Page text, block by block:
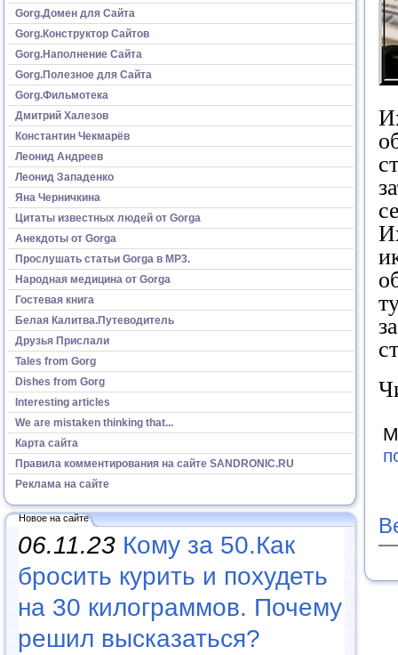
Gorg.Домен для Сайта
Gorg.Конструктор Сайтов
Gorg.Наполнение Сайта
Gorg.Полезное для Сайта
Gorg.Фильмотека
Дмитрий Халезов
Константин Чекмарёв
Леонид Андреев
Леонид Западенко
Яна Черничкина
Цитаты известных людей от Gorga
Анекдоты от Gorga
Прослушать статьи Gorga в МР3.
Народная медицина от Gorga
Гостевая книга
Белая Калитва.Путеводитель
Друзья Прислали
Tales from Gorg
Dishes from Gorg
Interesting articles
We are mistaken thinking that...
Карта сайта
Правила комментирования на сайте SANDRONIC.RU
Реклама на сайте
Новое на сайте
06.11.23 Кому за 50.Как
бросить курить и похудеть
на 30 килограммов. Почему
решил высказаться?